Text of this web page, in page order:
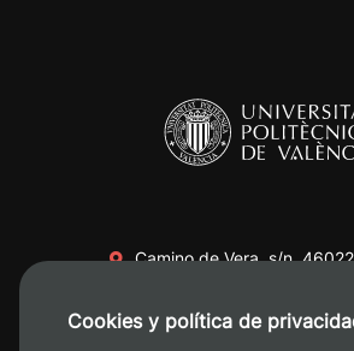
Camino de Vera, s/n.
+34 620 04 00
Cookies y política de